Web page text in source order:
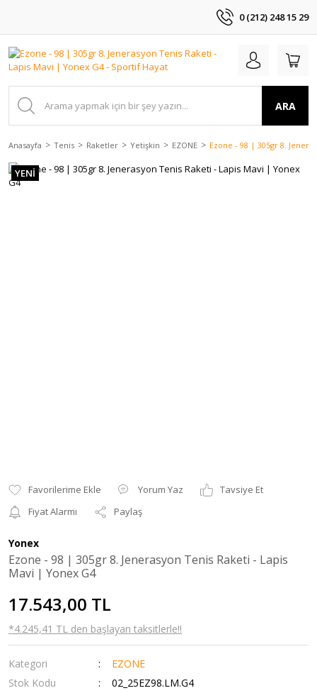
0 (212) 248 15 29
ARA
Anasayfa Tenis Raketler Yetişkin EZONE Ezone - 98 | 305gr 8.
YENİ
Yorum Yaz
Tavsiye Et
Fiyat Alarmı
Paylaş
Yonex
Ezone - 98 | 305gr 8. Jenerasyon Tenis Raketi - Lapis
Mavi | Yonex G4
17.543,00 TL
*4.245,41 TL den başlayan taksitlerle!!
Kategori
EZONE
Stok Kodu
02_25EZ98.LM.G4